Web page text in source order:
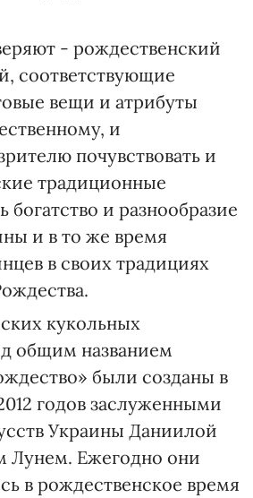
- рождественский
соответствующие
вещи и атрибуты
и
почувствовать и
традиционные
богатство и разнообразие
и в то же время
в своих традициях
кукольных
общим названием
были созданы в
годов заслуженными
Украины Даниилой
Лунем. Ежегодно они
в рождественское время